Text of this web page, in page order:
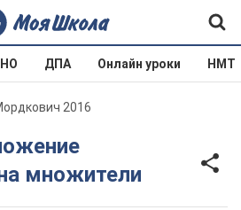
ДПА Онлайн уроки НМТ
2016
множители